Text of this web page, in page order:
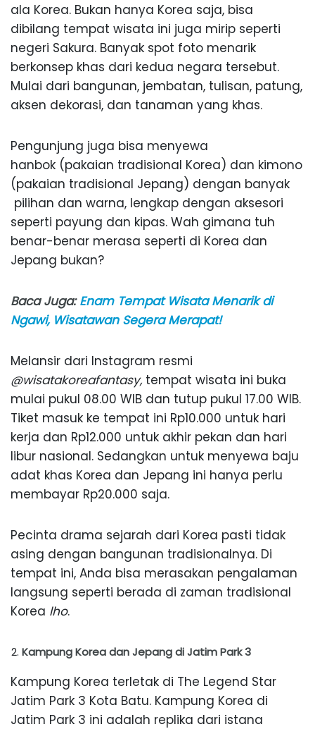
ala Korea. Bukan hanya Korea saja, bisa
dibilang tempat wisata ini juga mirip seperti
negeri Sakura. Banyak spot foto menarik
berkonsep khas dari kedua negara tersebut.
Mulai dari bangunan, jembatan, tulisan, patung,
aksen dekorasi, dan tanaman yang khas.
Pengunjung juga bisa menyewa
hanbok (pakaian tradisional Korea) dan kimono
(pakaian tradisional Jepang) dengan banyak
pilihan dan warna, lengkap dengan aksesori
seperti payung dan kipas. Wah gimana tuh
benar-benar merasa seperti di Korea dan
Jepang bukan?
Baca Juga:Enam Tempat Wisata Menarik di
Ngawi, Wisatawan Segera Merapat!
Melansir dari Instagram resmi
@wisatakoreafantasy, tempat wisata ini buka
mulai pukul 08.00 WIB dan tutup pukul 17.00 WIB.
Tiket masuk ke tempat ini Rp10.000 untuk hari
kerja dan Rp12.000 untuk akhir pekan dan hari
libur nasional. Sedangkan untuk menyewa baju
adat khas Korea dan Jepang ini hanya perlu
membayar Rp20.000 saja.
Pecinta drama sejarah dari Korea pasti tidak
asing dengan bangunan tradisionalnya. Di
tempat ini, Anda bisa merasakan pengalaman
langsung seperti berada di zaman tradisional
Korea lho.
Kampung Korea dan Jepang di Jatim Park 3
Kampung Korea terletak di The Legend Star
Jatim Park 3 Kota Batu. Kampung Korea di
Jatim Park 3 ini adalah replika dari istana